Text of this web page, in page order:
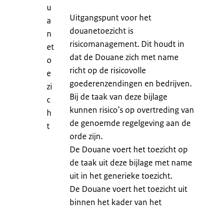
u
a
n
et
o
e
zi
c
h
t
Uitgangspunt voor het
douanetoezicht is
risicomanagement. Dit houdt in
dat de Douane zich met name
richt op de risicovolle
goederenzendingen en bedrijven.
Bij de taak van deze bijlage
kunnen risico’s op overtreding van
de genoemde regelgeving aan de
orde zijn.
De Douane voert het toezicht op
de taak uit deze bijlage met name
uit in het generieke toezicht.
De Douane voert het toezicht uit
binnen het kader van het